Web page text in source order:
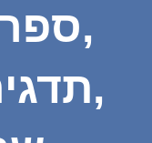
ספר לי ואשכח,
תדגים לי ואזכור,